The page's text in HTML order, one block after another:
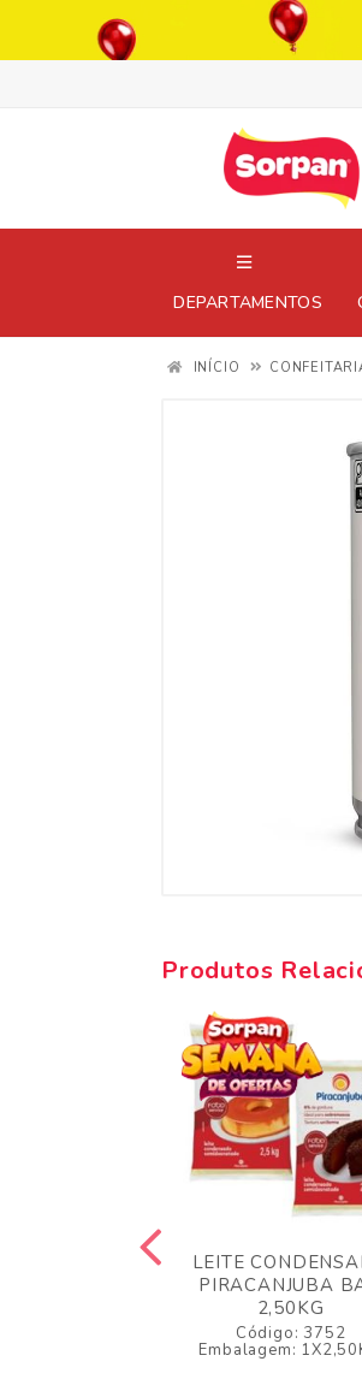
DEPARTAMENTOS
INÍCIO
Produtos
LEITE
PIRACANJUBA
2,50KG
Código: 3752
Embalagem: